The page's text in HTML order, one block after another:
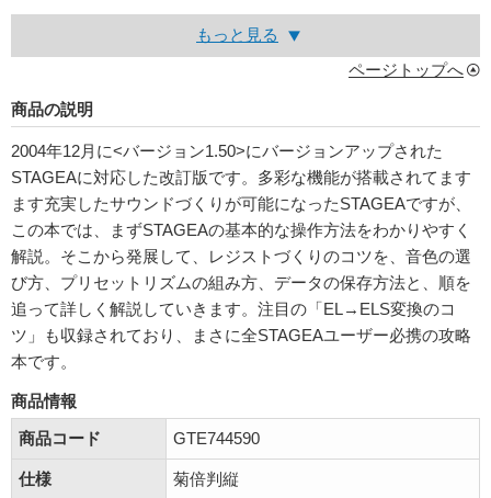
もっと見る
ページトップへ
商品の説明
2004年12月に<バージョン1.50>にバージョンアップされた
STAGEAに対応した改訂版です。多彩な機能が搭載されてます
ます充実したサウンドづくりが可能になったSTAGEAですが、
この本では、まずSTAGEAの基本的な操作方法をわかりやすく
解説。そこから発展して、レジストづくりのコツを、音色の選
び方、プリセットリズムの組み方、データの保存方法と、順を
追って詳しく解説していきます。注目の「EL→ELS変換のコ
ツ」も収録されており、まさに全STAGEAユーザー必携の攻略
本です。
商品情報
商品コード
GTE744590
仕様 菊倍判縦